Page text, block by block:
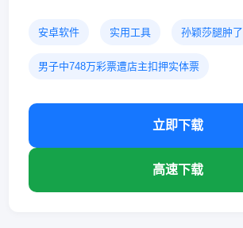
安卓软件 实用工具 孙颖莎腿肿了
男子中748万彩票遭店主扣押实体票
立即下载
高速下载